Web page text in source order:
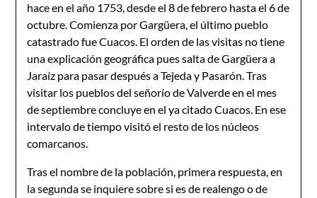
hace en el año 1753, desde el 8 de febrero hasta el 6 de
octubre. Comienza por Gargüera, el último pueblo
catastrado fue Cuacos. El orden de las visitas no tiene
una explicación geográfica pues salta de Gargüera a
Jaraíz para pasar después a Tejeda y Pasarón. Tras
visitar los pueblos del señorío de Valverde en el mes
de septiembre concluye en el ya citado Cuacos. En ese
intervalo de tiempo visitó el resto de los núcleos
comarcanos.
Tras el nombre de la población, primera respuesta, en
la segunda se inquiere sobre si es de realengo o de